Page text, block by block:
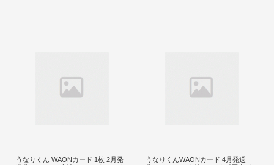
うなりくん WAONカード 1枚 2月発
うなりくんWAONカード 4月発送